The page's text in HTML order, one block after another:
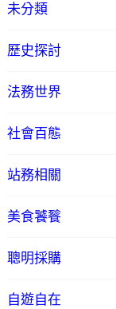
未分類
歷史探討
法務世界
社會百態
站務相關
美食饕餮
聰明採購
自遊自在